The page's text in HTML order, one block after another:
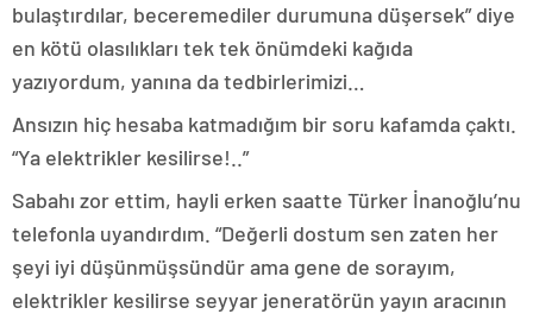
bulaştırdılar, beceremediler durumuna düşersek” diye
en kötü olasılıkları tek tek önümdeki kağıda
yazıyordum, yanına da tedbirlerimizi…
Ansızın hiç hesaba katmadığım bir soru kafamda çaktı.
“Ya elektrikler kesilirse!..”
Sabahı zor ettim, hayli erken saatte Türker İnanoğlu’nu
telefonla uyandırdım. “Değerli dostum sen zaten her
şeyi iyi düşünmüşsündür ama gene de sorayım,
elektrikler kesilirse seyyar jeneratörün yayın aracının